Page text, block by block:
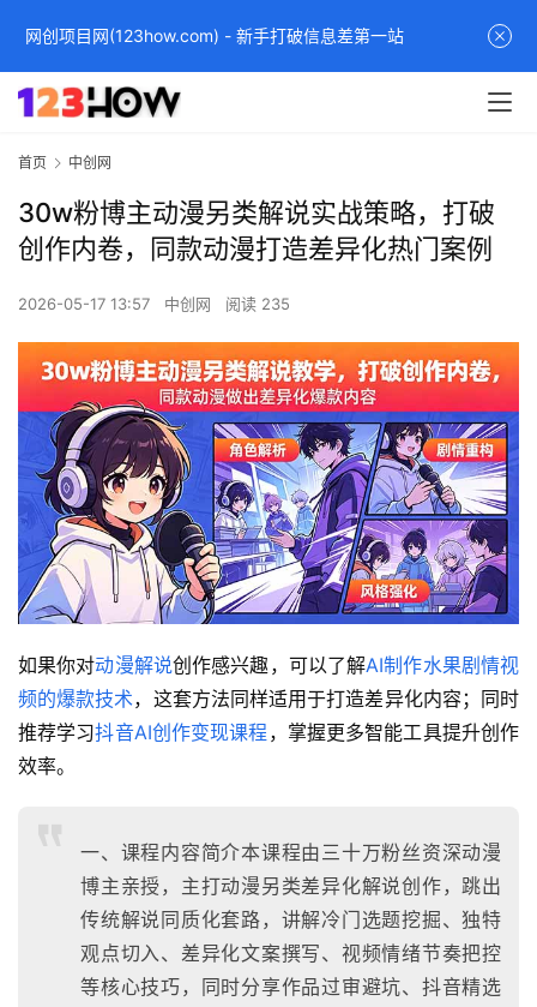
首页 中创网
30w粉博主动漫另类解说实战策略，打破
创作内卷，同款动漫打造差异化热门案例
2026-05-17 13:57 中创网 阅读 235
如果你对动漫解说创作感兴趣，可以了解AI制作水果剧情视
频的爆款技术，这套方法同样适用于打造差异化内容；同时
推荐学习抖音AI创作变现课程 ，掌握更多智能工具提升创作
效率。
一、课程内容简介本课程由三十万粉丝资深动漫
博主亲授，主打动漫另类差异化解说创作，跳出
传统解说同质化套路，讲解冷门选题挖掘、独特
观点切入、差异化文案撰写、视频情绪节奏把控
等核心技巧，同时分享作品过审避坑、抖音精选
网创项目网(123how.com) - 新手打破信息差第一站